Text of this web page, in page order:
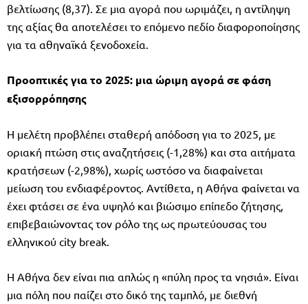
βελτίωσης (8,37). Σε μια αγορά που ωριμάζει, η αντίληψη
της αξίας θα αποτελέσει το επόμενο πεδίο διαφοροποίησης
για τα αθηναϊκά ξενοδοχεία.
Προοπτικές για το 2025: μια ώριμη αγορά σε φάση
εξισορρόπησης
Η μελέτη προβλέπει σταθερή απόδοση για το 2025, με
οριακή πτώση στις αναζητήσεις (-1,28%) και στα αιτήματα
κρατήσεων (-2,98%), χωρίς ωστόσο να διαφαίνεται
μείωση του ενδιαφέροντος. Αντίθετα, η Αθήνα φαίνεται να
έχει φτάσει σε ένα υψηλό και βιώσιμο επίπεδο ζήτησης,
επιβεβαιώνοντας τον ρόλο της ως πρωτεύουσας του
ελληνικού city break.
Η Αθήνα δεν είναι πια απλώς η «πύλη προς τα νησιά». Είναι
μια πόλη που παίζει στο δικό της ταμπλό, με διεθνή